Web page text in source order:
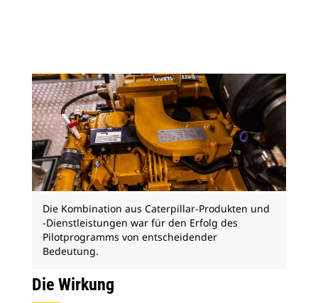
Die Kombination aus Caterpillar-Produkten und
-Dienstleistungen war für den Erfolg des
Pilotprogramms von entscheidender
Bedeutung.
Die Wirkung